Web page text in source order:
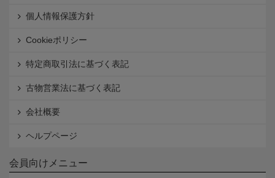
個人情報保護方針
Cookieポリシー
特定商取引法に基づく表記
古物営業法に基づく表記
会社概要
ヘルプページ
会員向けメニュー